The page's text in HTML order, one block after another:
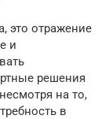
это отражение
и
решения
на то,
в